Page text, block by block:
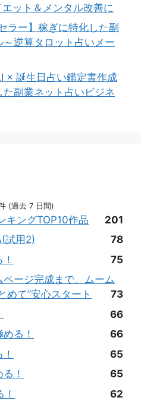
ット＆メンタル改善に
ラー】稼ぎに特化した副
逆算タロット占いメー
× 誕生日占い鑑定書作成
副業ネット占いビジネ
(過去 7 日間)
キングTOP10作品
201
試用2)
78
75
ページ完成まで。ムーム
めて”安心スタート
73
66
る！
66
65
！
65
62